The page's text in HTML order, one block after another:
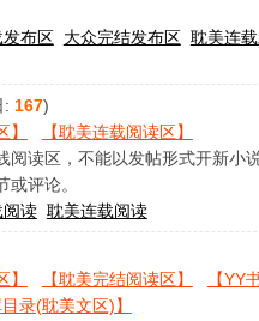
（美食） ...
发布区 大众完结发布区 耽美连
: 167)
】
【耽美连载阅读区】
阅读区，不能以发帖形式开新小
评论。
阅读 耽美连载阅读
】
【耽美完结阅读区】
【YY
目录(耽美文区)】